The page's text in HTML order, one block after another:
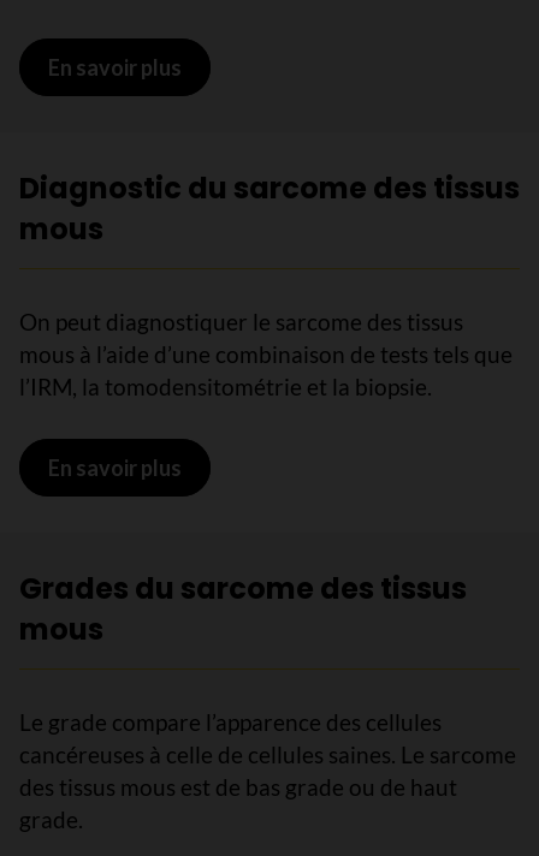
En savoir plus sur Signes et symptômes du
Diagnostic du sarcome des tissus
mous
On peut diagnostiquer le sarcome des tissus
mous à l’aide d’une combinaison de tests tels que
l’IRM, la tomodensitométrie et la biopsie.
En savoir plus sur Diagnostic du sarcome des
Grades du sarcome des tissus
mous
Le grade compare l’apparence des cellules
cancéreuses à celle de cellules saines. Le sarcome
des tissus mous est de bas grade ou de haut
grade.